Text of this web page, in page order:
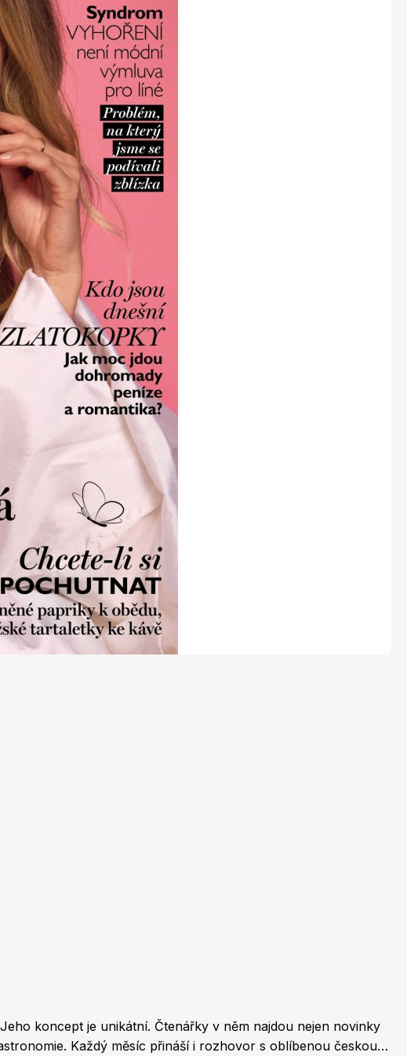
Marianne Bydlení
Marianne Venkov & styl
LEGO® časopisy
Burda Easy
Burda Best of Plus
koncept je unikátní. Čtenářky v něm najdou nejen novinky
Každý měsíc přináší i rozhovor s oblíbenou českou